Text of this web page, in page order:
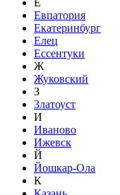
Е
Евпатория
Екатеринбург
Елец
Ессентуки
Ж
Жуковский
З
Златоуст
И
Иваново
Ижевск
Й
Йошкар-Ола
К